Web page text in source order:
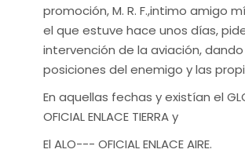
promoción, M. R. F.,intimo amigo
el que estuve hace unos días,
intervención de la aviación, dando
posiciones del enemigo y las
En aquellas fechas y existían el
OFICIAL ENLACE TIERRA y
El ALO--- OFICIAL ENLACE AIRE.